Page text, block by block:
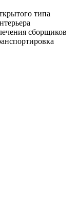
типа
сборщиков